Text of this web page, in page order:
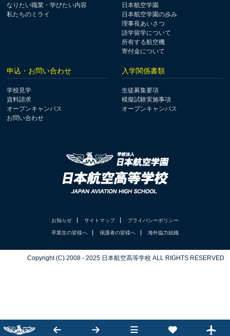
なりたい職業・学びたい内容
私たちのミライ
日本航空学園
日本航空学園の歩み
理事長あいさつ
語学留学について
所有する航空機
寄付金について
申込・お問い合わせ
学校見学
資料請求
オープンキャンパス
お問い合わせ
入学関係書類
生徒募集要項
模擬試験実施事項
オープンキャンパス
お知らせ サイトマップ プライバシーポリシー
卒業生の皆様へ 保護者の皆様へ 海外協力組織
Copyright (C) 2008 - 2025 日本航空高等学校 ALL RIGHTS RESERVED